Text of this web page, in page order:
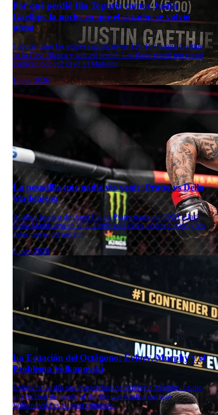
Laboratorio Técnico
Por qué perdió Ilia Topuria contra Justin
Gaethje: la noche en que el cazador se volvió
presa
Topuria ganó los golpes significativos 126-107 contra Gaethje
en la Casa Blanca y aun así perdió. Los datos round por round
explican por qué cayó El Matador.
16 jun 2026
La pesadilla que nadie vio venir: Prates vs Della
Maddalena
Analisis tecnico de como Carlos Prates gano por TKO a Jack
Della Maddalena en UFC Perth: calf kicks, codos al paso y los
datos detras del nocaut.
2 may 2026
La Ecuación del Octágono: Evloev, Murphy y el
Problema Volkanovski
Evloev no le dio una masterclass de striking a Murphy. Le dio
una lección de miedo al derribo que explica por qué
Volkanovski es su gran criptonita.